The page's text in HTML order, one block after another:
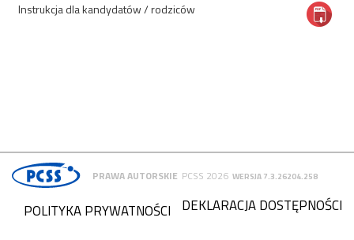
Instrukcja dla kandydatów / rodziców
PRAWA AUTORSKIE PCSS 2026 WERSJA 7.3.26204.258
DEKLARACJA DOSTĘPNOŚCI
POLITYKA PRYWATNOŚCI